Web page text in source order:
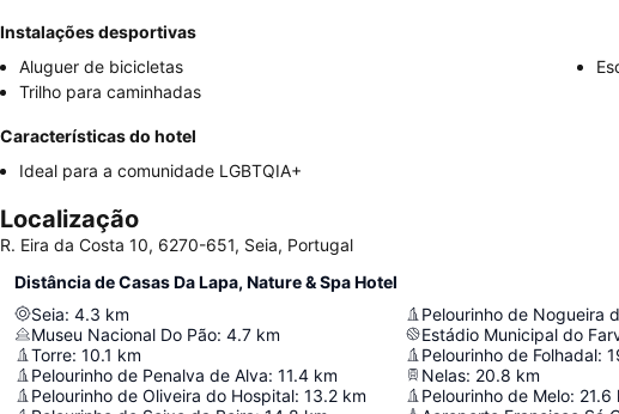
Instalações desportivas
Aluguer de bicicletas
Trilho para caminhadas
Características do hotel
Ideal para a comunidade LGBTQIA+
Localização
R. Eira da Costa 10, 6270-651, Seia, Portugal
Distância de Casas Da Lapa, Nature & Spa Hotel
Seia: 4.3 km
Museu Nacional Do Pão: 4.7 km
Torre: 10.1 km
Pelourinho de Penalva de Alva: 11.4 km
Pelourinho de Oliveira do Hospital: 13.2 km
Pelourinho de Nogueira
Estádio Municipal do
Pelourinho de Folhadal:
Nelas: 20.8 km
Pelourinho de Melo: 21.6